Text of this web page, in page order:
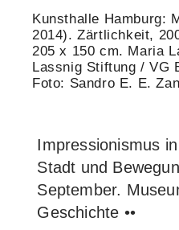
Kunsthalle Hamburg:
2014). Zärtlichkeit,
205 x 150 cm. Maria
Lassnig Stiftung / VG
Foto: Sandro E. E.
Impressionismus
Stadt und
September.
Geschichte ••